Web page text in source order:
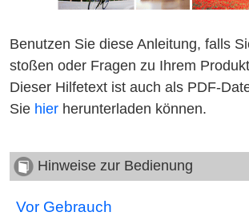
Benutzen Sie diese Anleitung, falls
stoßen oder Fragen zu Ihrem
Dieser Hilfetext ist auch als PDF-
Sie hier herunterladen können.
Hinweise zur Bedienung
Vor Gebrauch